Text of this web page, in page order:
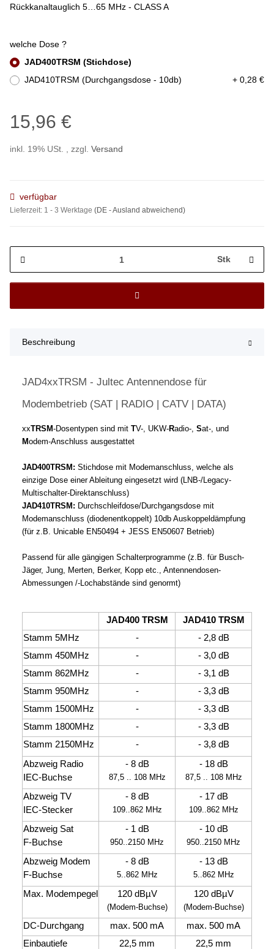
Rückkanaltauglich 5…65 MHz - CLASS A
welche Dose ?
JAD400TRSM (Stichdose)
JAD410TRSM (Durchgangsdose - 10db)
+ 0,28 €
15,96 €
inkl. 19% USt. , zzgl. Versand
verfügbar
Lieferzeit: 1 - 3 Werktage (DE - Ausland abweichend)
Stk
Beschreibung
JAD4xxTRSM - Jultec Antennendose für
Modembetrieb (SAT | RADIO | CATV | DATA)
xxTRSM-Dosentypen sind mit TV-, UKW-Radio-, Sat-, und
Modem-Anschluss ausgestattet
JAD400TRSM: Stichdose mit Modemanschluss, welche als
einzige Dose einer Ableitung eingesetzt wird (LNB-/Legacy-
Multischalter-Direktanschluss)
JAD410TRSM: Durchschleifdose/Durchgangsdose mit
Modemanschluss (diodenentkoppelt) 10db Auskoppeldämpfung
(für z.B. Unicable EN50494 + JESS EN50607 Betrieb)
Passend für alle gängigen Schalterprogramme (z.B. für Busch-
Jäger, Jung, Merten, Berker, Kopp etc., Antennendosen-
Abmessungen /-Lochabstände sind genormt)
JAD400 TRSM
JAD410 TRSM
Stamm 5MHz
-
- 2,8 dB
Stamm 450MHz
-
- 3,0 dB
Stamm 862MHz
-
- 3,1 dB
Stamm 950MHz
-
- 3,3 dB
Stamm 1500MHz
-
- 3,3 dB
Stamm 1800MHz
-
- 3,3 dB
Stamm 2150MHz
-
- 3,8 dB
Abzweig Radio
IEC-Buchse
- 8 dB
87,5 .. 108 MHz
- 18 dB
87,5 .. 108 MHz
Abzweig TV
IEC-Stecker
- 8 dB
109..862 MHz
- 17 dB
109..862 MHz
Abzweig Sat
F-Buchse
- 1 dB
950..2150 MHz
- 10 dB
950..2150 MHz
Abzweig Modem
F-Buchse
- 8 dB
5..862 MHz
- 13 dB
5..862 MHz
Max. Modempegel 120 dBµV
(Modem-Buchse)
120 dBµV
(Modem-Buchse)
DC-Durchgang max. 500 mA
max. 500 mA
Einbautiefe
22,5 mm 22,5 mm